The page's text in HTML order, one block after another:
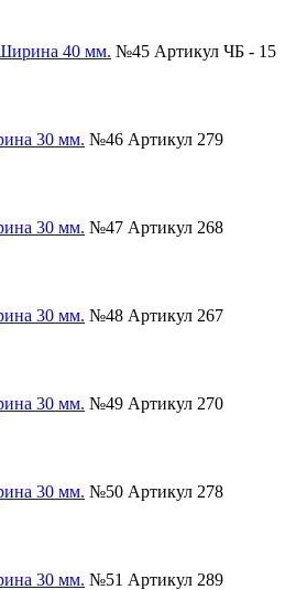
№45 Артикул ЧБ - 15
№46 Артикул 279
№47 Артикул 268
№48 Артикул 267
№49 Артикул 270
№50 Артикул 278
№51 Артикул 289